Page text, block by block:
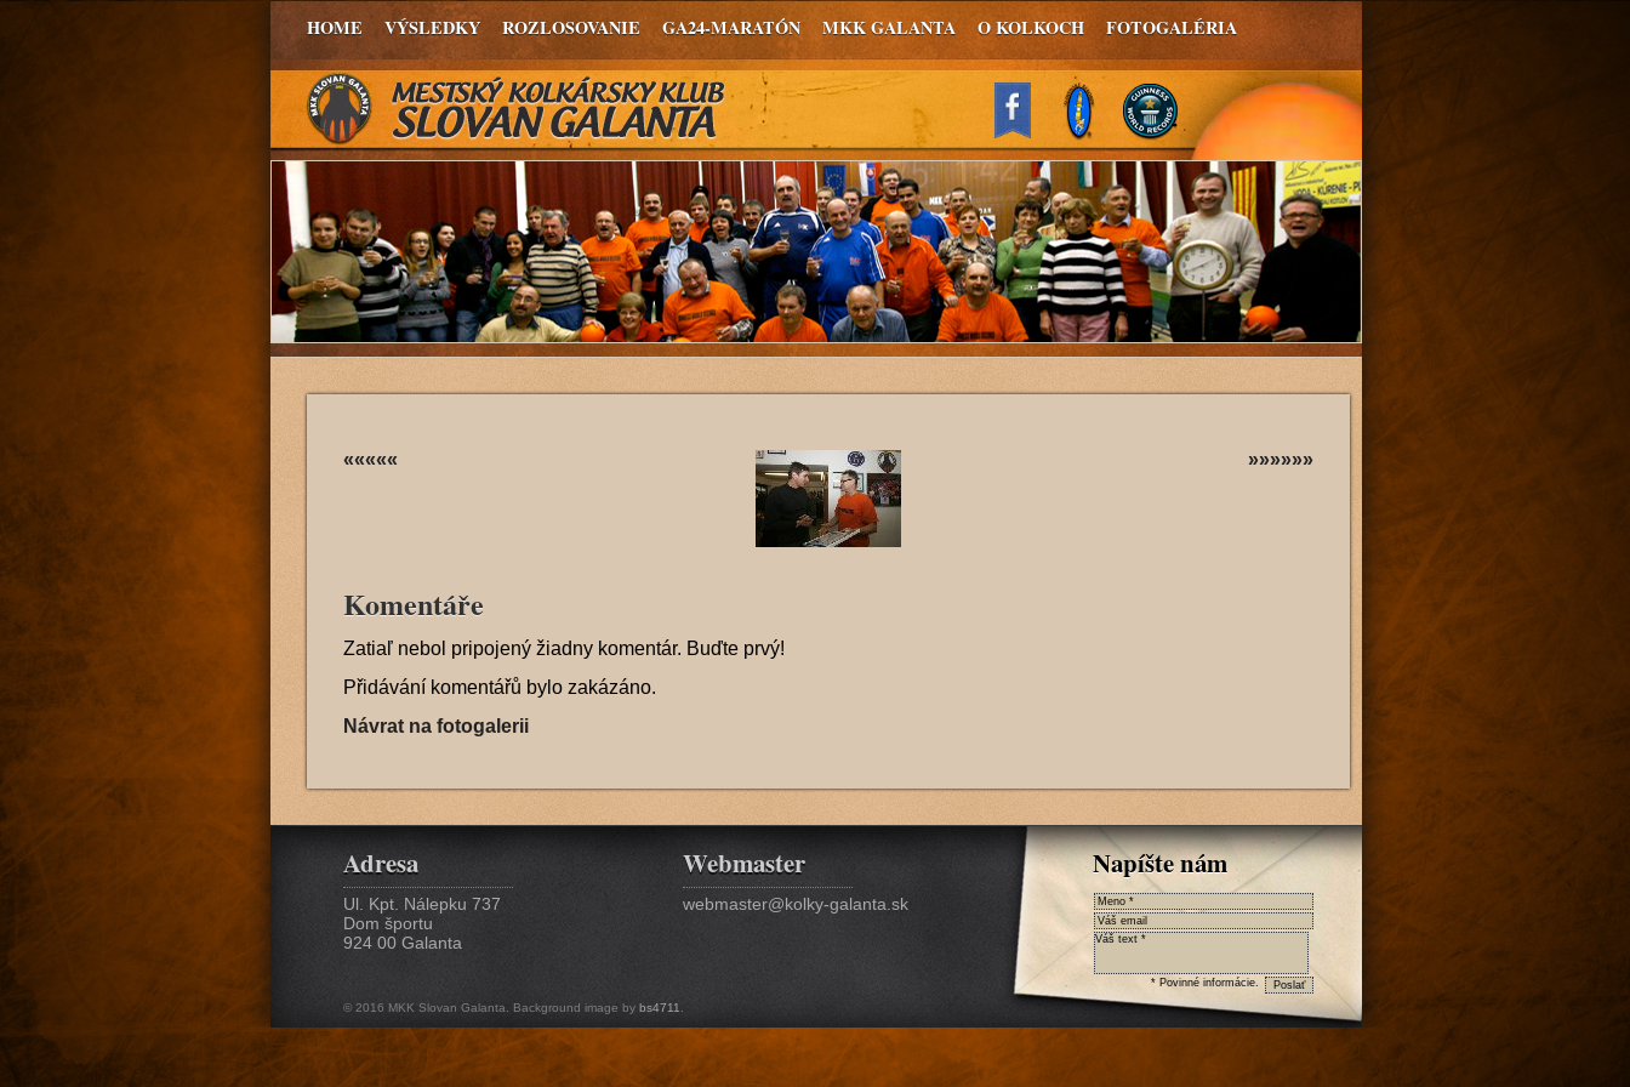
HOME VÝSLEDKY ROZLOSOVANIE GA24-MARATÓN MKK GALANTA O KOLKOCH FOTOGALÉRIA
««««« »»»»»»
Komentáře
Zatiaľ nebol pripojený žiadny komentár. Buďte prvý!
Přidávání komentářů bylo zakázáno.
Návrat na fotogalerii
Adresa
Ul. Kpt. Nálepku 737
Dom športu
924 00 Galanta
Webmaster
webmaster@kolky-galanta.sk
Napíšte nám
* Povinné informácie.
© 2016 MKK Slovan Galanta. Background image by bs4711